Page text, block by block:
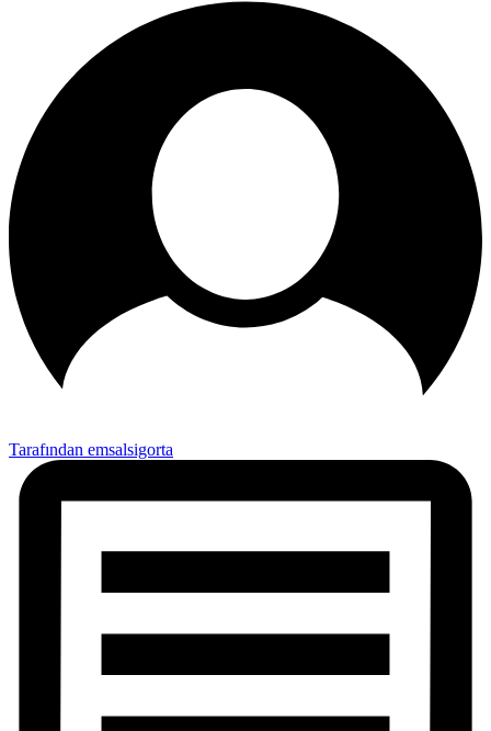
Tarafından emsalsigorta